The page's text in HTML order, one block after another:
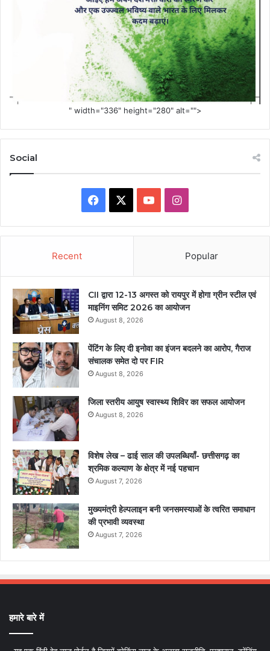
" width="336" height="280" alt="">
Social
Facebook YouTubeInstagram
Recent Popular
CII द्वारा 12-13 अगस्त को रायपुर में होगा ग्रीन स्टील एवं
माइनिंग समिट 2026 का आयोजन
August 8, 2026
पेंटिंग के लिए दी इनोवा का इंजन बदलने का आरोप, गैराज
संचालक समेत दो पर FIR
August 8, 2026
जिला स्तरीय आयुष स्वास्थ्य शिविर का सफल आयोजन
August 8, 2026
विशेष लेख – ढाई साल की उपलब्धियाँ- छत्तीसगढ़ का
श्रमिक कल्याण के क्षेत्र में नई पहचान
August 7, 2026
मुख्यमंत्री हेल्पलाइन बनी जनसमस्याओं के त्वरित समाधान
की प्रभावी व्यवस्था
August 7, 2026
हमारे बारे में